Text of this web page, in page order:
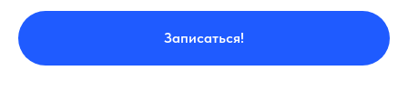
Записаться!